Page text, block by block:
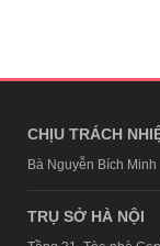
CHỊU TRÁCH
Bà Nguyễn Bích Minh
TRỤ SỞ HÀ NỘI